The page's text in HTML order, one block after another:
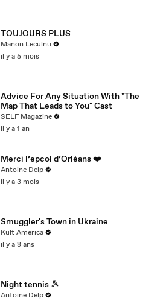
TOUJOURS PLUS
Manon Leculnu
il y a 5 mois
Advice For Any Situation With "The
Map That Leads to You" Cast
SELF Magazine
il y a 1 an
Merci l’epcol d’Orléans ❤️
Antoine Delp
il y a 3 mois
Smuggler's Town in Ukraine
Kult America
il y a 8 ans
Night tennis 🎾
Antoine Delp